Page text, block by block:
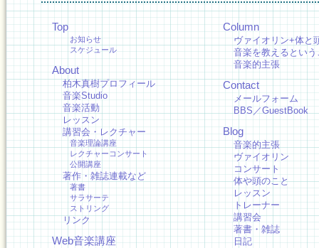
Top
お知らせ
スケジュール
About
柏木真樹プロフィール
音楽Studio
音楽活動
レッスン
講習会・レクチャー
音楽理論講座
レクチャーコンサート
公開講座
著作・雑誌連載など
著書
サラサーテ
ストリング
リンク
Web音楽講座
Column
ヴァイオリン+体と
音楽を教えるという
音楽的主張
Contact
メールフォーム
BBS／GuestBook
Blog
音楽的主張
ヴァイオリン
コンサート
体や頭のこと
レッスン
トレーナー
講習会
著書・雑誌
日記